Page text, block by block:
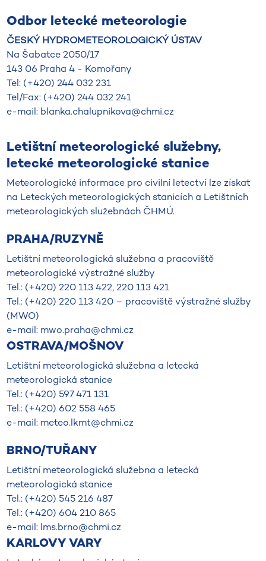
Odbor letecké meteorologie
ČESKÝ HYDROMETEOROLOGICKÝ ÚSTAV
Na Šabatce 2050/17
143 06 Praha 4 - Komořany
Tel: (+420) 244 032 231
Tel/Fax: (+420) 244 032 241
e-mail: blanka.chalupnikova@chmi.cz
Letištní meteorologické služebny,
letecké meteorologické stanice
Meteorologické informace pro civilní letectví lze získat
na Leteckých meteorologických stanicích a Letištních
meteorologických služebnách ČHMÚ.
PRAHA/RUZYNĚ
Letištní meteorologická služebna a pracoviště
meteorologické výstražné služby
Tel.: (+420) 220 113 422, 220 113 421
Tel.: (+420) 220 113 420 – pracoviště výstražné služby
(MWO)
e-mail: mwo.praha@chmi.cz
OSTRAVA/MOŠNOV
Letištní meteorologická služebna a letecká
meteorologická stanice
Tel.: (+420) 597 471 131
Tel.: (+420) 602 558 465
e-mail: meteo.lkmt@chmi.cz
BRNO/TUŘANY
Letištní meteorologická služebna a letecká
meteorologická stanice
Tel.: (+420) 545 216 487
Tel.: (+420) 604 210 865
e-mail: lms.brno@chmi.cz
KARLOVY VARY